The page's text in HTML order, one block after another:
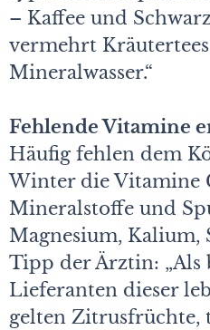
– Kaffee und
vermehrt
Mineralwasser.“
Fehlende Vitamine
Häufig fehlen dem
Winter die Vitamine
Mineralstoffe und
Magnesium, Kalium,
Tipp der Ärztin: „Als
Lieferanten dieser
gelten Zitrusfrüchte,